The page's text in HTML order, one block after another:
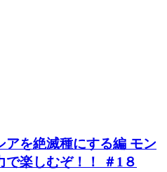
アを絶滅種にする編 モン
楽しむぞ！！ ＃1８